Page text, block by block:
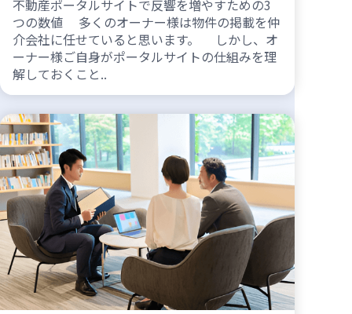
不動産ポータルサイトで反響を増やすための3
つの数値 多くのオーナー様は物件の掲載を仲
介会社に任せていると思います。 しかし、オ
ーナー様ご自身がポータルサイトの仕組みを理
解しておくこと..